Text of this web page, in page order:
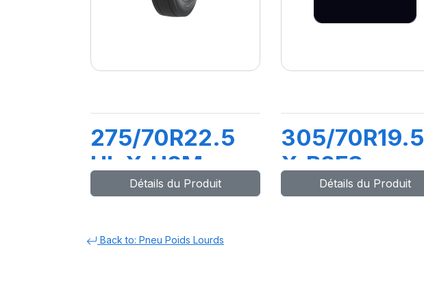
275/70R22.5
HL X.U2M
152/148J
Détails du Produit
305/70R19.5
X.R2FS
148/145M
Détails du Produit
Back to: Pneu Poids Lourds